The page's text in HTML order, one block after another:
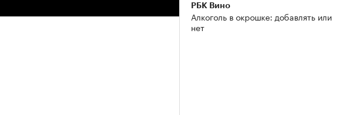
РБК Вино
Алкоголь в окрошке: добавлять или
нет